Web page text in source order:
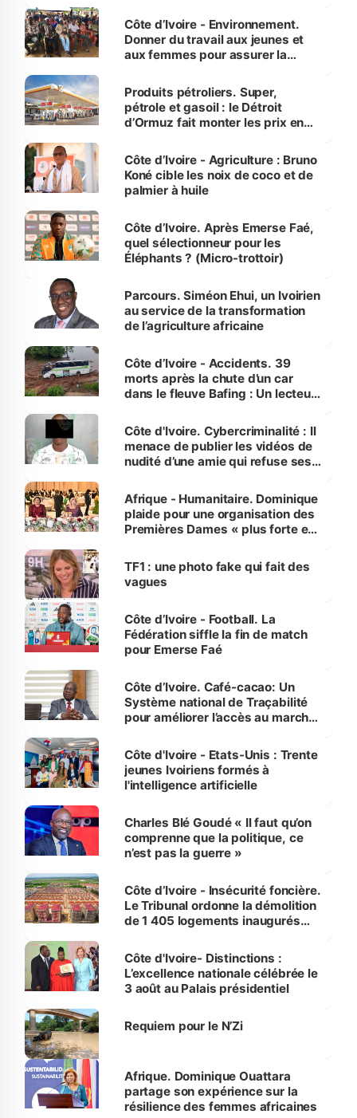
Côte d’Ivoire - Environnement.
Donner du travail aux jeunes et
aux femmes pour assurer la
menacées
Produits pétroliers. Super,
pétrole et gasoil : le Détroit
d’Ormuz fait monter les prix en
Côte d’Ivoire - Agriculture : Bruno
Koné cible les noix de coco et de
palmier à huile
Côte d’Ivoire. Après Emerse Faé,
quel sélectionneur pour les
Éléphants ? (Micro-trottoir)
Parcours. Siméon Ehui, un Ivoirien
au service de la transformation
de l’agriculture africaine
Côte d’Ivoire - Accidents. 39
morts après la chute d’un car
dans le fleuve Bafing : Un lecteur
des Transports
Côte d'Ivoire. Cybercriminalité : Il
menace de publier les vidéos de
nudité d’une amie qui refuse ses
Afrique - Humanitaire. Dominique
plaide pour une organisation des
Premières Dames « plus forte et
sur la scène internationale »
TF1 : une photo fake qui fait des
vagues
Côte d’Ivoire - Football. La
Fédération siffle la fin de match
pour Emerse Faé
Côte d’Ivoire. Café-cacao: Un
Système national de Traçabilité
pour améliorer l’accès au marché
Côte d'Ivoire - Etats-Unis : Trente
jeunes Ivoiriens formés à
l'intelligence artificielle
Charles Blé Goudé « Il faut qu’on
comprenne que la politique, ce
n’est pas la guerre »
Côte d’Ivoire - Insécurité foncière.
Le Tribunal ordonne la démolition
de 1 405 logements inaugurés
Bassam
Côte d'Ivoire- Distinctions :
L’excellence nationale célébrée le
3 août au Palais présidentiel
Requiem pour le N’Zi
Afrique. Dominique Ouattara
partage son expérience sur la
résilience des femmes africaines